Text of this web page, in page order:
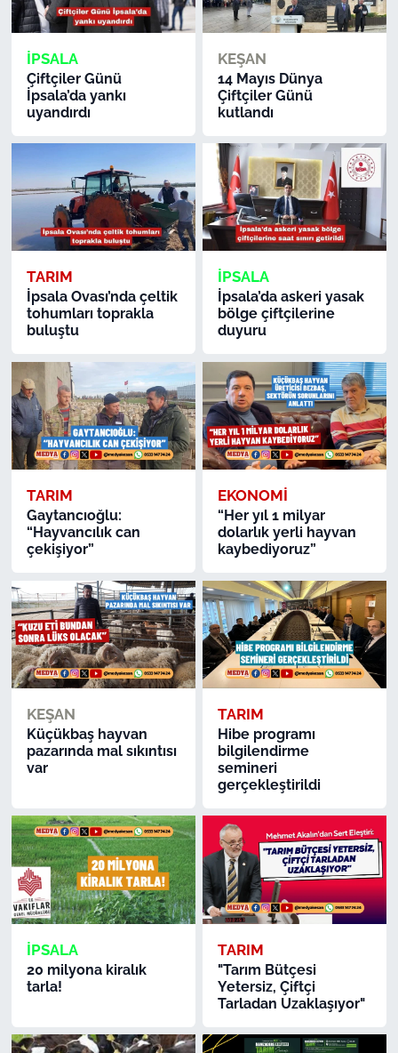
İPSALA
Çiftçiler Günü
İpsala’da yankı
uyandırdı
KEŞAN
14 Mayıs Dünya
Çiftçiler Günü
kutlandı
TARIM
İpsala Ovası’nda çeltik
tohumları toprakla
buluştu
İPSALA
İpsala’da askeri yasak
bölge çiftçilerine
duyuru
TARIM
Gaytancıoğlu:
“Hayvancılık can
çekişiyor”
EKONOMİ
“Her yıl 1 milyar
dolarlık yerli hayvan
kaybediyoruz”
KEŞAN
Küçükbaş hayvan
pazarında mal sıkıntısı
var
TARIM
Hibe programı
bilgilendirme
semineri
gerçekleştirildi
İPSALA
20 milyona kiralık
tarla!
TARIM
"Tarım Bütçesi
Yetersiz, Çiftçi
Tarladan Uzaklaşıyor"